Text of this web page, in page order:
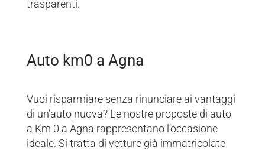
trasparenti.
Auto km0 a Agna
Vuoi risparmiare senza rinunciare ai vantaggi
di un’auto nuova? Le nostre proposte di auto
a Km 0 a Agna rappresentano l’occasione
ideale. Si tratta di vetture già immatricolate